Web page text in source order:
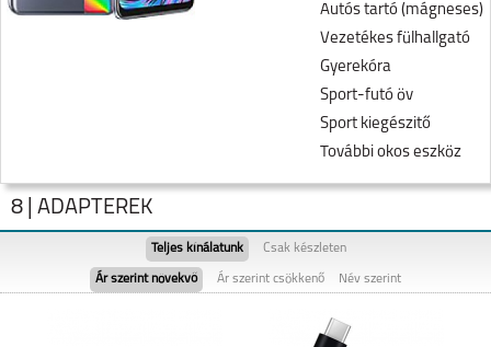
Autós tartó (mágneses)
Vezetékes fülhallgató
Gyerekóra
Sport-futó öv
Sport kiegészitő
További okos eszköz
8 | ADAPTEREK
Teljes kínálatunk Csak készleten
Ár szerint növekvő Ár szerint csökkenő Név szerint